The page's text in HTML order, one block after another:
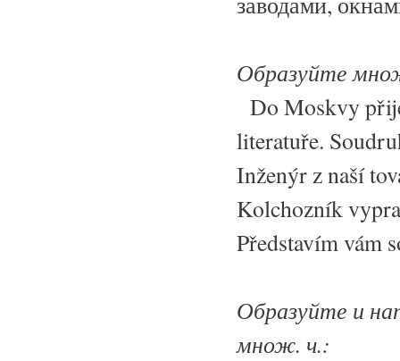
Образуйте
Do Moskvy
literatuře.
Inženýr z naší
Kolchozník
Představím vám
Образуйте и
множ. ч.: